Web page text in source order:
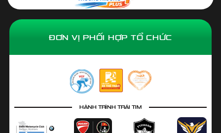
ĐƠN VỊ PHỐI HỢP TỔ CHỨC
HÀNH TRÌNH TRÁI TIM